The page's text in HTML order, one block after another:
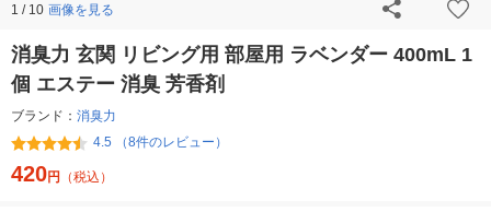
1 / 10 画像を見る
消臭力 玄関 リビング用 部屋用 ラベンダー 400mL 1
個 エステー 消臭 芳香剤
ブランド： 消臭力
4.5 （8件のレビュー）
420円 （税込）